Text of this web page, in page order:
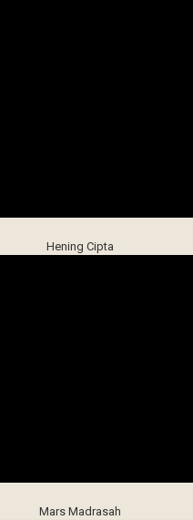
Hening Cipta
Mars Madrasah